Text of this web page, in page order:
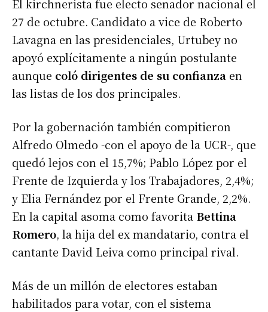
El kirchnerista fue electo senador nacional el
27 de octubre. Candidato a vice de Roberto
Lavagna en las presidenciales, Urtubey no
apoyó explícitamente a ningún postulante
aunque coló dirigentes de su confianza en
las listas de los dos principales.
Por la gobernación también compitieron
Alfredo Olmedo -con el apoyo de la UCR-, que
quedó lejos con el 15,7%; Pablo López por el
Frente de Izquierda y los Trabajadores, 2,4%;
y Elia Fernández por el Frente Grande, 2,2%.
En la capital asoma como favorita Bettina
Romero, la hija del ex mandatario, contra el
cantante David Leiva como principal rival.
Más de un millón de electores estaban
habilitados para votar, con el sistema